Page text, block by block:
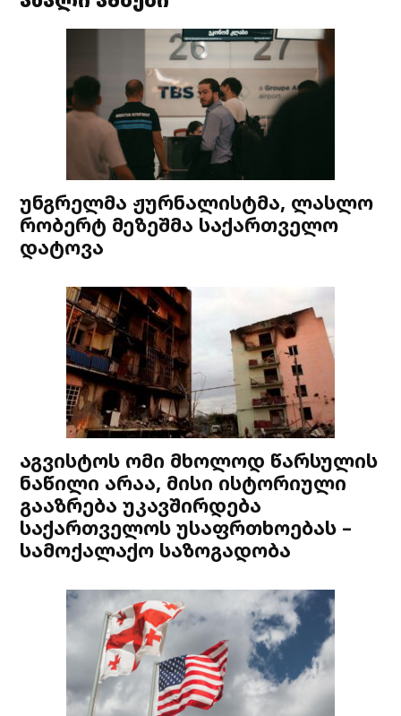
უნგრელმა ჟურნალისტმა, ლასლო
რობერტ მეზეშმა საქართველო
დატოვა
აგვისტოს ომი მხოლოდ წარსულის
ნაწილი არაა, მისი ისტორიული
გააზრება უკავშირდება
საქართველოს უსაფრთხოებას –
სამოქალაქო საზოგადობა